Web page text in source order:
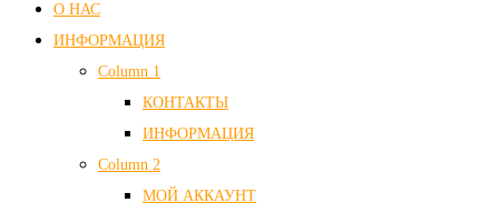
О НАС
ИНФОРМАЦИЯ
Column 1
КОНТАКТЫ
ИНФОРМАЦИЯ
Column 2
МОЙ АККАУНТ